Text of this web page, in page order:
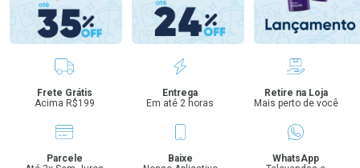
Benefícios
Frete Grátis
Acima R$199
Entrega
Em até 2 horas
Retire na Loja
Mais perto de você
Parcele
Baixe
WhatsApp